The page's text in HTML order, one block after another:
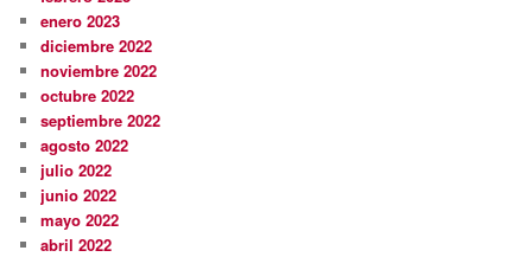
enero 2023
diciembre 2022
noviembre 2022
octubre 2022
septiembre 2022
agosto 2022
julio 2022
junio 2022
mayo 2022
abril 2022